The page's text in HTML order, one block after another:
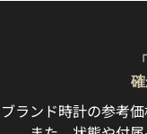
ブランド時計の参考